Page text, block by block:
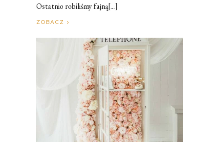
Ostatnio robiliśmy fajną[...]
ZOBACZ